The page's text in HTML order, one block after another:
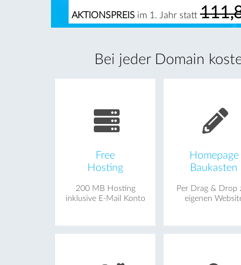
AKTIONSPREIS im 1. Jahr statt
Bei jeder Domain
Free
Hosting
200 MB Hosting
inklusive E-Mail Konto
Homepage
Baukasten
Per Drag & Drop
eigenen